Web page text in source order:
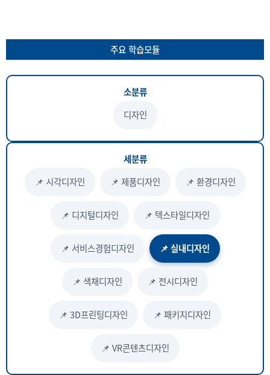
주요 학습모듈
소분류
디자인
세분류
📌 시각디자인
📌 제품디자인 📌 환경디자인
📌 디지털디자인 📌 텍스타일디자인
📌 서비스경험디자인 📌 실내디자인
📌 색채디자인 📌 전시디자인
📌 3D프린팅디자인 📌 패키지디자인
📌 VR콘텐츠디자인